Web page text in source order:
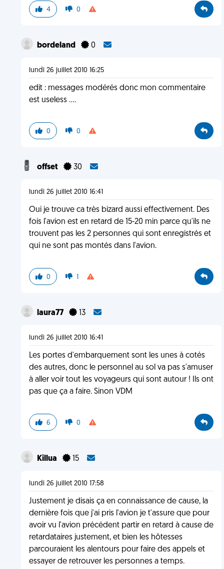
4 0
bordeland 0
lundi 26 juillet 2010 16:25
edit : messages modérés donc mon commentaire
est useless ....
0 0
offset 30
lundi 26 juillet 2010 16:41
Oui je trouve ca très bizard aussi effectivement. Des
fois l'avion est en retard de 15-20 min parce qu'ils ne
trouvent pas les 2 personnes qui sont enregistrés et
qui ne sont pas montés dans l'avion.
0 1
laura77 13
lundi 26 juillet 2010 16:41
Les portes d'embarquement sont les unes à cotés
des autres, donc le personnel au sol va pas s'amuser
à aller voir tout les voyageurs qui sont autour ! Ils ont
pas que ça a faire. Sinon VDM
6 0
Killua 15
lundi 26 juillet 2010 17:58
Justement je disais ça en connaissance de cause, la
dernière fois que j'ai pris l'avion je t'assure que pour
avoir vu l'avion précédent partir en retard à cause de
retardataires justement, et bien les hôtesses
parcouraient les alentours pour faire des appels et
essayer de retrouver les personnes a temps.